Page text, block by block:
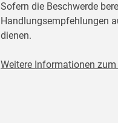
Sofern die Beschwerde
Handlungsempfehlungen
dienen.
Weitere Informationen